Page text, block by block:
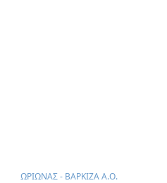
ΩΡΙΩΝΑΣ - ΒΑΡΚΙΖΑ Α.Ο.